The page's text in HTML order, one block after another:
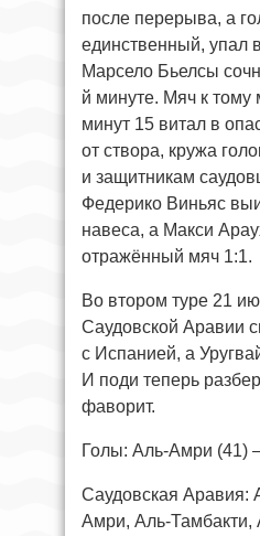
после перерыва, а
единственный, упал
Марсело Бьелсы
й минуте. Мяч к тому
минут 15 витал в
от створа, кружа
и защитникам
Федерико Виньяс
навеса, а Макси
отражённый мяч 1:1.
Во втором туре 21
Саудовской Аравии
с Испанией, а
И поди теперь
фаворит.
Голы: Аль-Амри (41)
Саудовская Аравия:
Амри, Аль-Тамбакти,